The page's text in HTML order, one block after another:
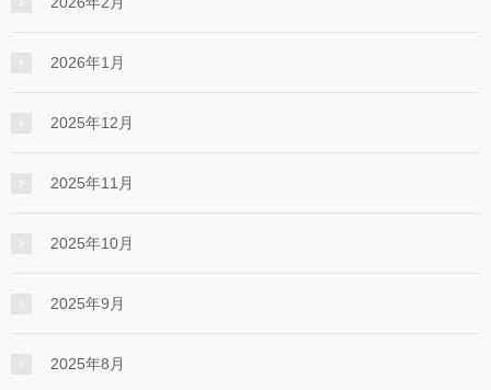
2026年1月
2025年12月
2025年11月
2025年10月
2025年9月
2025年8月